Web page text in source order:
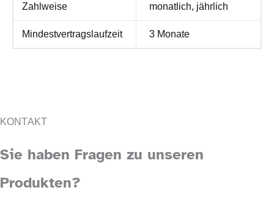
Zahlweise monatlich, jährlich
Mindestvertragslaufzeit 3 Monate
KONTAKT
Sie haben Fragen zu unseren
Produkten?